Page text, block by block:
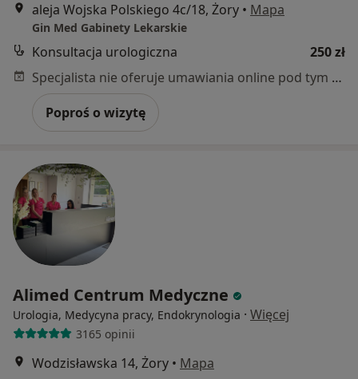
aleja Wojska Polskiego 4c/18, Żory • Mapa
Gin Med Gabinety Lekarskie
Konsultacja urologiczna
250 zł
Specjalista nie oferuje umawiania online pod tym adresem.
Poproś o wizytę
Alimed Centrum Medyczne
Urologia, Medycyna pracy, Endokrynologia · Więcej
3165 opinii
Wodzisławska 14, Żory • Mapa